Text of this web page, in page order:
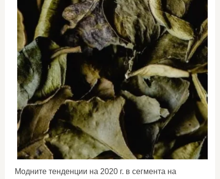
Модните тенденции на 2020 г. в сегмента на